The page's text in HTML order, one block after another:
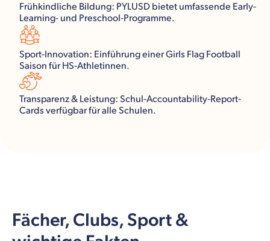
Frühkindliche Bildung: PYLUSD bietet umfassende Early-
Learning- und Preschool-Programme.
Sport-Innovation: Einführung einer Girls Flag Football
Saison für HS-Athletinnen.
Transparenz & Leistung: Schul-Accountability-Report-
Cards verfügbar für alle Schulen.
Fächer, Clubs, Sport &